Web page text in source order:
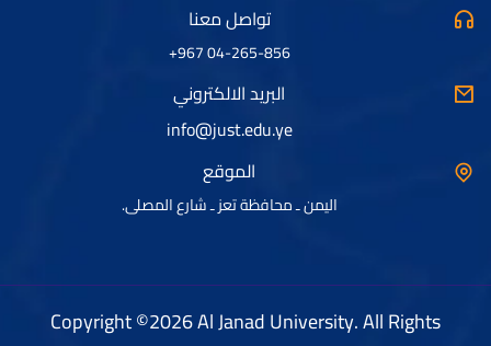
تواصل معنا
04-265-856 967+
البريد الالكتروني
info@just.edu.ye
الموقع
اليمن ـ محافظة تعز ـ شارع المصلى.
Copyright ©2026 Al Janad University. All Rights